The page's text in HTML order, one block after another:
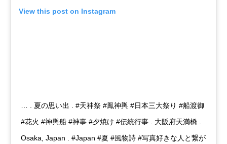
View this post on Instagram
… . 夏の思い出 . #天神祭 #鳳神輿 #日本三大祭り #船渡御
#花火 #神輿船 #神事 #夕焼け #伝統行事 . 大阪府天満橋 .
Osaka, Japan . #Japan #夏 #風物詩 #写真好きな人と繋が